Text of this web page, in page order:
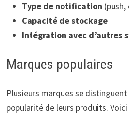
Type de notification (push,
Capacité de stockage
Intégration avec d’autres
Marques populaires
Plusieurs marques se
popularité de leurs produits.